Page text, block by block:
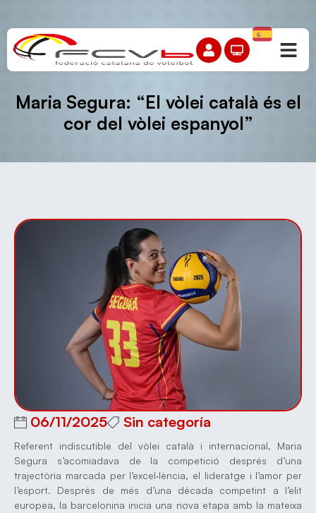
Maria Segura: “El vòlei català és el
cor del vòlei espanyol”
06/11/2025 Sin categoría
Referent indiscutible del vòlei català i internacional, Maria
Segura s’acomiadava de la competició després d’una
trajectòria marcada per l’excel·lència, el lideratge i l’amor per
l’esport. Després de més d’una dècada competint a l’elit
europea, la barcelonina inicia una nova etapa amb la mateixa